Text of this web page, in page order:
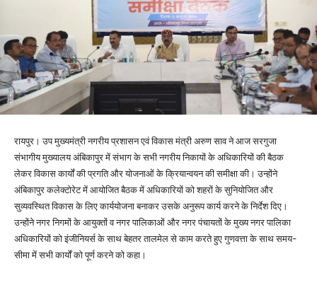
रायपुर। उप मुख्यमंत्री नगरीय प्रशासन एवं विकास मंत्री अरुण साव ने आज सरगुजा
संभागीय मुख्यालय अंबिकापुर में संभाग के सभी नगरीय निकायों के अधिकारियों की बैठक
लेकर विकास कार्यों की प्रगति और योजनाओं के क्रियान्वयन की समीक्षा की। उन्होंने
अंबिकापुर कलेक्टोरेट में आयोजित बैठक में अधिकारियों को शहरों के सुनियोजित और
सुव्यवस्थित विकास के लिए कार्ययोजना बनाकर उसके अनुरूप कार्य करने के निर्देश दिए।
उन्होंने नगर निगमों के आयुक्तों व नगर पालिकाओं और नगर पंचायतों के मुख्य नगर पालिका
अधिकारियों को इंजीनियर्स के साथ बेहतर तालमेल से काम करते हुए गुणवत्ता के साथ समय-
सीमा में सभी कार्यों को पूर्ण करने को कहा।